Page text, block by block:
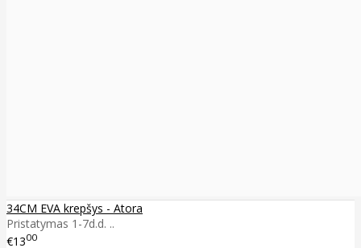
34CM EVA krepšys - Atora
Pristatymas 1-7d.d. ..
€1300